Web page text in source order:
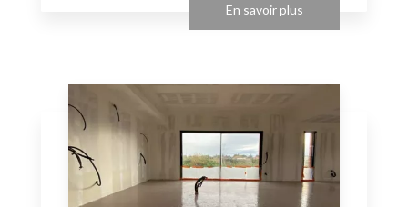
En savoir plus